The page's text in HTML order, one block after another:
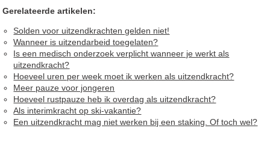
Gerelateerde artikelen:
Solden voor uitzendkrachten gelden niet!
Wanneer is uitzendarbeid toegelaten?
Is een medisch onderzoek verplicht wanneer je werkt als
uitzendkracht?
Hoeveel uren per week moet ik werken als uitzendkracht?
Meer pauze voor jongeren
Hoeveel rustpauze heb ik overdag als uitzendkracht?
Als interimkracht op ski-vakantie?
Een uitzendkracht mag niet werken bij een staking. Of toch wel?